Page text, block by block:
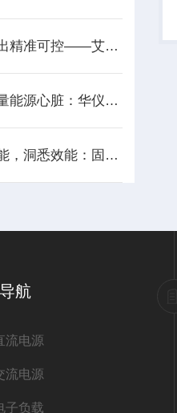
稳定输出精准可控——艾德克斯电源专属应用方案
精准度量能源心脏：华仪EEC综合分析仪性能深度评测
精准测能，洞悉效能：固纬功率计，电力电子测量之优选
航
流电源
流电源
子负载